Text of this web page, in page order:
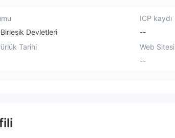
Devletleri
ICP kaydı
--
Tarihi
Web Sitesi
--